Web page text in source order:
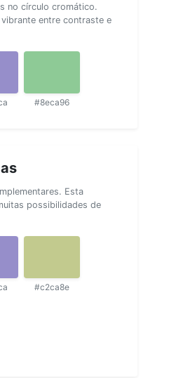
no círculo cromático.
entre contraste e
#8eca96
Esta
possibilidades de
#c2ca8e